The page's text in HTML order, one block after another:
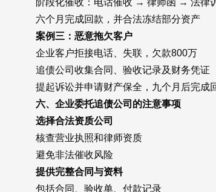
阶段化催收：电话催收 → 律师函 → 法律
六个月完成回款，并合法冻结部分资产
案例三：恶意拖欠客户
企业客户拒接电话、失联，欠款800万
追债公司收集合同、验收记录及财务凭证
提起诉讼并申请财产保全，九个月后完成
六、企业委托追债公司的注意事项
选择合法资质公司
核查营业执照和律师资质
避免非法催收风险
提供完整合同与资料
包括合同、验收单、付款记录